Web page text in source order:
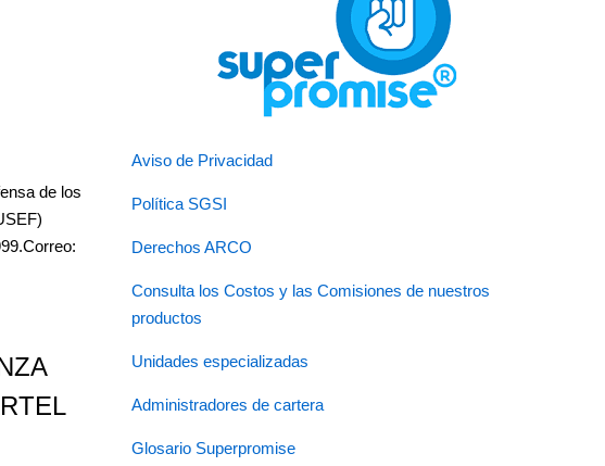
de los
Aviso de Privacidad
Política SGSI
Derechos ARCO
Consulta los Costos y las Comisiones de nuestros
productos
Unidades especializadas
Administradores de cartera
Glosario Superpromise